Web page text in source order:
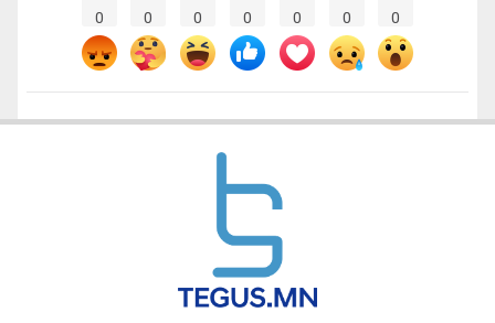
0 0 0 0 0 0 0